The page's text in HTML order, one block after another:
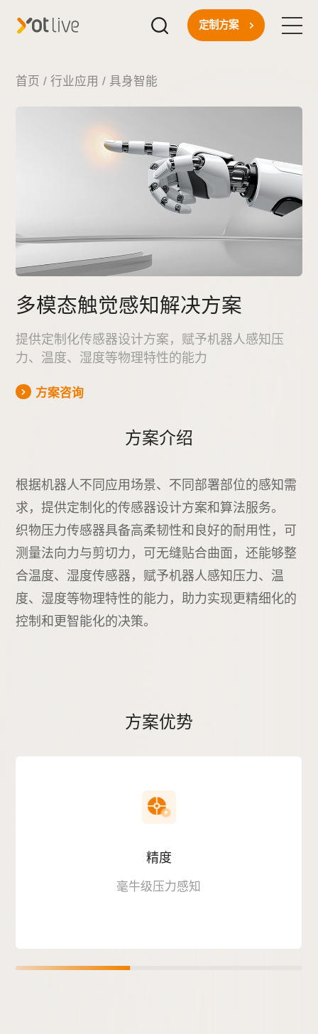
首页
关于我们
定制方案
首页 / 行业应用 / 具身智能
多模态触觉感知解决方案
提供定制化传感器设计方案， 赋予机器人感知压
力、温度、湿度等物理特性的能力
方案咨询
方案介绍
根据机器人不同应用场景、不同部署部位的感知需
求，提供定制化的传感器设计方案和算法服务。
织物压力传感器具备高柔韧性和良好的耐用性，可
测量法向力与剪切力，可无缝贴合曲面，还能够整
合温度、湿度传感器，赋予机器人感知压力、温
度、湿度等物理特性的能力，助力实现更精细化的
控制和更智能化的决策。
方案优势
精度
毫牛级压力感知